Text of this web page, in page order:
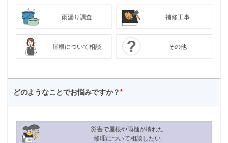
雨漏り調査 補修工事
屋根について相談 その他
どのようなことでお悩みですか？*
災害で屋根や雨樋が壊れた
修理について相談したい